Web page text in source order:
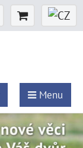
Menu